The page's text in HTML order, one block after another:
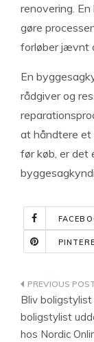
renovering.
gøre
forløber jævnt
En
rådgiver og
at håndtere et
før køb, er det
Bliv boligstylist
boligstylist
hos Nordic